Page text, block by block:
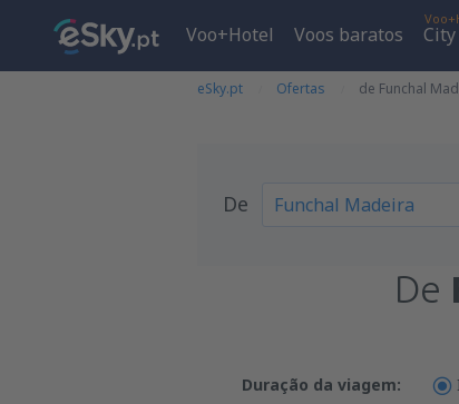
Voo+Hotel Voos baratos
eSky.pt Ofertas de Funchal
De
De
Duração da viagem: